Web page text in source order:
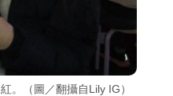
。（圖／翻攝自Lily IG）